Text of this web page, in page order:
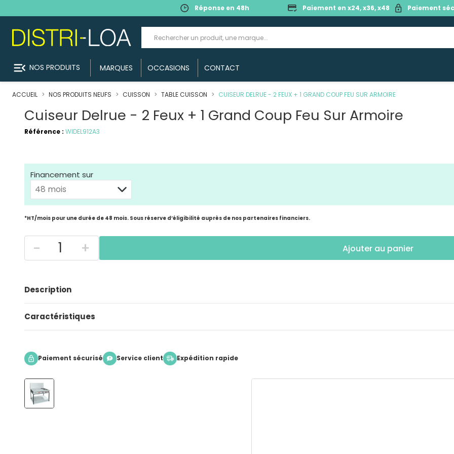
Réponse en 48h Paiement en x24, x36, x48 Paiement
menu_open NOS PRODUITS MARQUES OCCASIONS CONTACT
ACCUEIL NOS PRODUITS NEUFS CUISSON TABLE CUISSON CUISEUR DELRUE - 2 FEUX + 1 GRAND COUP FEU SUR ARMOIRE
Cuiseur Delrue - 2 Feux + 1 Grand Coup Feu Sur Armoire
Référence : WIDEL912A3
Financement sur
*HT/mois pour une durée de 48 mois. Sous réserve d’éligibilité auprès de nos partenaires financiers.
- + Ajouter au panier
Description
Caractéristiques
Paiement sécurisé Service client Expédition rapide